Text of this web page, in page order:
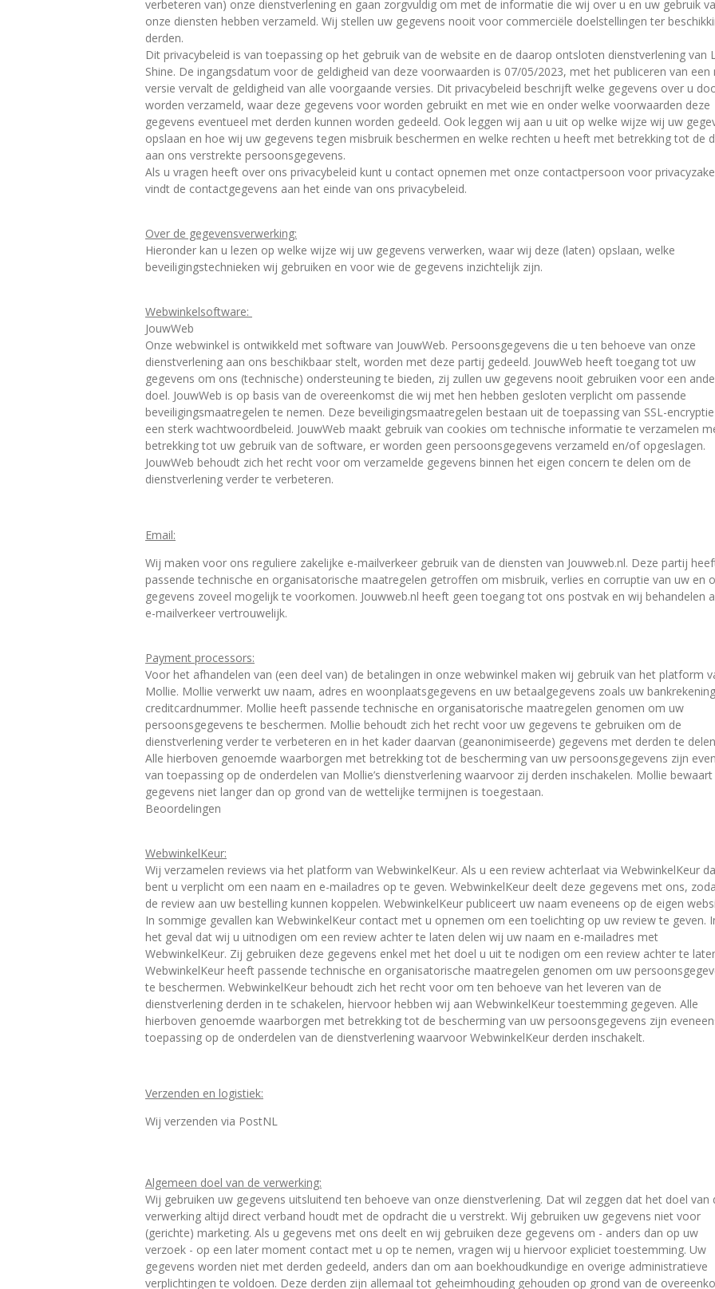
verbeteren van) onze dienstverlening en gaan zorgvuldig om met de informatie die wij over u en uw gebruik
onze diensten hebben verzameld. Wij stellen uw gegevens nooit voor commerciële doelstellingen ter
derden.
Dit privacybeleid is van toepassing op het gebruik van de website en de daarop ontsloten dienstverlening van
Shine. De ingangsdatum voor de geldigheid van deze voorwaarden is 07/05/2023, met het publiceren van een
versie vervalt de geldigheid van alle voorgaande versies. Dit privacybeleid beschrijft welke gegevens over u
worden verzameld, waar deze gegevens voor worden gebruikt en met wie en onder welke voorwaarden deze
gegevens eventueel met derden kunnen worden gedeeld. Ook leggen wij aan u uit op welke wijze wij uw
opslaan en hoe wij uw gegevens tegen misbruik beschermen en welke rechten u heeft met betrekking tot de
aan ons verstrekte persoonsgegevens.
Als u vragen heeft over ons privacybeleid kunt u contact opnemen met onze contactpersoon voor
vindt de contactgegevens aan het einde van ons privacybeleid.
Over de gegevensverwerking:
Hieronder kan u lezen op welke wijze wij uw gegevens verwerken, waar wij deze (laten) opslaan, welke
beveiligingstechnieken wij gebruiken en voor wie de gegevens inzichtelijk zijn.
Webwinkelsoftware:
JouwWeb
Onze webwinkel is ontwikkeld met software van JouwWeb. Persoonsgegevens die u ten behoeve van onze
dienstverlening aan ons beschikbaar stelt, worden met deze partij gedeeld. JouwWeb heeft toegang tot uw
gegevens om ons (technische) ondersteuning te bieden, zij zullen uw gegevens nooit gebruiken voor een
doel. JouwWeb is op basis van de overeenkomst die wij met hen hebben gesloten verplicht om passende
beveiligingsmaatregelen te nemen. Deze beveiligingsmaatregelen bestaan uit de toepassing van SSL-
een sterk wachtwoordbeleid. JouwWeb maakt gebruik van cookies om technische informatie te verzamelen
betrekking tot uw gebruik van de software, er worden geen persoonsgegevens verzameld en/of opgeslagen.
JouwWeb behoudt zich het recht voor om verzamelde gegevens binnen het eigen concern te delen om de
dienstverlening verder te verbeteren.
Email:
Wij maken voor ons reguliere zakelijke e-mailverkeer gebruik van de diensten van Jouwweb.nl. Deze partij
passende technische en organisatorische maatregelen getroffen om misbruik, verlies en corruptie van uw en
gegevens zoveel mogelijk te voorkomen. Jouwweb.nl heeft geen toegang tot ons postvak en wij behandelen
e-mailverkeer vertrouwelijk.
Payment processors:
Voor het afhandelen van (een deel van) de betalingen in onze webwinkel maken wij gebruik van het platform
Mollie. Mollie verwerkt uw naam, adres en woonplaatsgegevens en uw betaalgegevens zoals uw
creditcardnummer. Mollie heeft passende technische en organisatorische maatregelen genomen om uw
persoonsgegevens te beschermen. Mollie behoudt zich het recht voor uw gegevens te gebruiken om de
dienstverlening verder te verbeteren en in het kader daarvan (geanonimiseerde) gegevens met derden te
Alle hierboven genoemde waarborgen met betrekking tot de bescherming van uw persoonsgegevens zijn
van toepassing op de onderdelen van Mollie’s dienstverlening waarvoor zij derden inschakelen. Mollie
gegevens niet langer dan op grond van de wettelijke termijnen is toegestaan.
Beoordelingen
WebwinkelKeur:
Wij verzamelen reviews via het platform van WebwinkelKeur. Als u een review achterlaat via WebwinkelKeur
bent u verplicht om een naam en e-mailadres op te geven. WebwinkelKeur deelt deze gegevens met ons,
de review aan uw bestelling kunnen koppelen. WebwinkelKeur publiceert uw naam eveneens op de eigen
In sommige gevallen kan WebwinkelKeur contact met u opnemen om een toelichting op uw review te geven.
het geval dat wij u uitnodigen om een review achter te laten delen wij uw naam en e-mailadres met
WebwinkelKeur. Zij gebruiken deze gegevens enkel met het doel u uit te nodigen om een review achter te
WebwinkelKeur heeft passende technische en organisatorische maatregelen genomen om uw
te beschermen. WebwinkelKeur behoudt zich het recht voor om ten behoeve van het leveren van de
dienstverlening derden in te schakelen, hiervoor hebben wij aan WebwinkelKeur toestemming gegeven. Alle
hierboven genoemde waarborgen met betrekking tot de bescherming van uw persoonsgegevens zijn
toepassing op de onderdelen van de dienstverlening waarvoor WebwinkelKeur derden inschakelt.
Verzenden en logistiek:
Wij verzenden via PostNL
Algemeen doel van de verwerking:
Wij gebruiken uw gegevens uitsluitend ten behoeve van onze dienstverlening. Dat wil zeggen dat het doel van
verwerking altijd direct verband houdt met de opdracht die u verstrekt. Wij gebruiken uw gegevens niet voor
(gerichte) marketing. Als u gegevens met ons deelt en wij gebruiken deze gegevens om - anders dan op uw
verzoek - op een later moment contact met u op te nemen, vragen wij u hiervoor expliciet toestemming. Uw
gegevens worden niet met derden gedeeld, anders dan om aan boekhoudkundige en overige administratieve
verplichtingen te voldoen. Deze derden zijn allemaal tot geheimhouding gehouden op grond van de